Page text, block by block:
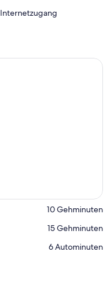
Internetzugang
‪10 Gehminuten‬
‪15 Gehminuten‬
‪6 Autominuten‬